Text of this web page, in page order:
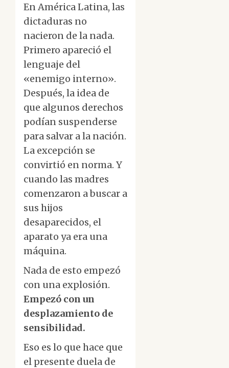
En América Latina, las
dictaduras no
nacieron de la nada.
Primero apareció el
lenguaje del
«enemigo interno».
Después, la idea de
que algunos derechos
podían suspenderse
para salvar a la nación.
La excepción se
convirtió en norma. Y
cuando las madres
comenzaron a buscar a
sus hijos
desaparecidos, el
aparato ya era una
máquina.
Nada de esto empezó
con una explosión.
Empezó con un
desplazamiento de
sensibilidad.
Eso es lo que hace que
el presente duela de